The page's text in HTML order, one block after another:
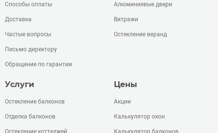
Способы оплаты
Доставка
Частые вопросы
Письмо директору
Обращение по гарантии
Алюминиевые двери
Витражи
Остекление веранд
Услуги
Остекление балконов
Отделка балконов
Остекление коттеджей
Цены
Акции
Калькулятор окон
Калькулятор балконов